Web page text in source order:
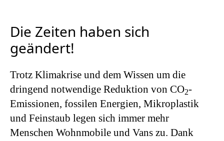
Die Zeiten haben sich
geändert!
Trotz Klimakrise und dem Wissen um die
dringend notwendige Reduktion von CO2-
Emissionen, fossilen Energien, Mikroplastik
und Feinstaub legen sich immer mehr
Menschen Wohnmobile und Vans zu. Dank